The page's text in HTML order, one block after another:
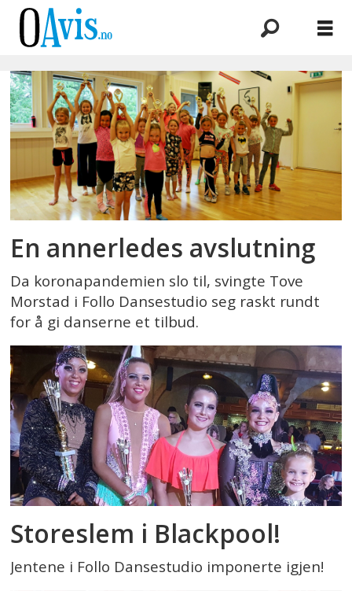
Emne:
tove
morstad
En annerledes avslutning
Da koronapandemien slo til, svingte Tove
Morstad i Follo Dansestudio seg raskt rundt
for å gi danserne et tilbud.
Storeslem i Blackpool!
Jentene i Follo Dansestudio imponerte igjen!